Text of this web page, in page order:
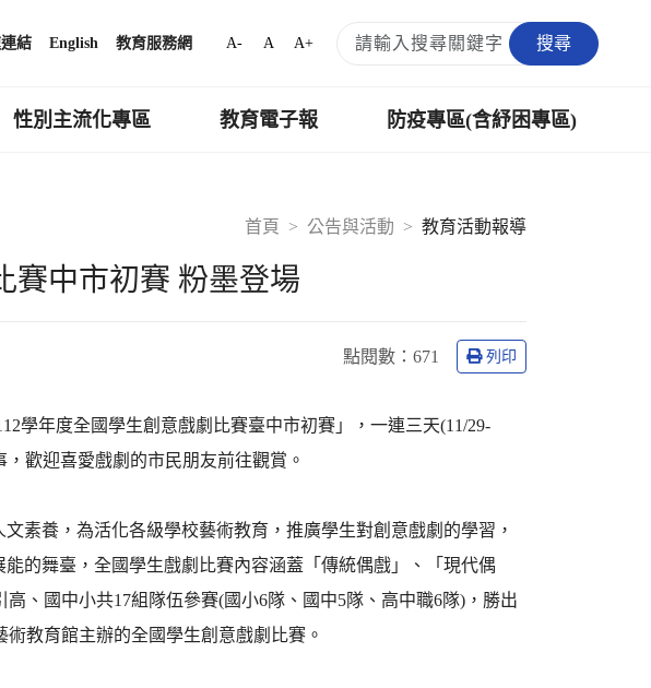
結 English 教育服務網 A- A A+ 搜尋
性別主流化專區 教育電子報 防疫專區(含紓困專區)
首頁
公告與活動 教育活動報導
賽中市初賽 粉墨登場
點閱數： 671 列印
學年度全國學生創意戲劇比賽臺中市初賽」，一連三天(11/29-
歡迎喜愛戲劇的市民朋友前往觀賞。
素養，為活化各級學校藝術教育，推廣學生對創意戲劇的學習，
的舞臺，全國學生戲劇比賽內容涵蓋「傳統偶戲」、「現代偶
、國中小共17組隊伍參賽(國小6隊、國中5隊、高中職6隊)，勝出
教育館主辦的全國學生創意戲劇比賽。